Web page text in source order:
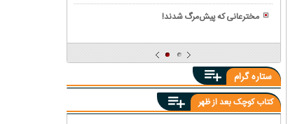
مخترعانی که پیش‌مرگ شدند!
راه
کردن
می
سال
ساعت
ستاره گرام
کتاب کوچک بعد از ظهر